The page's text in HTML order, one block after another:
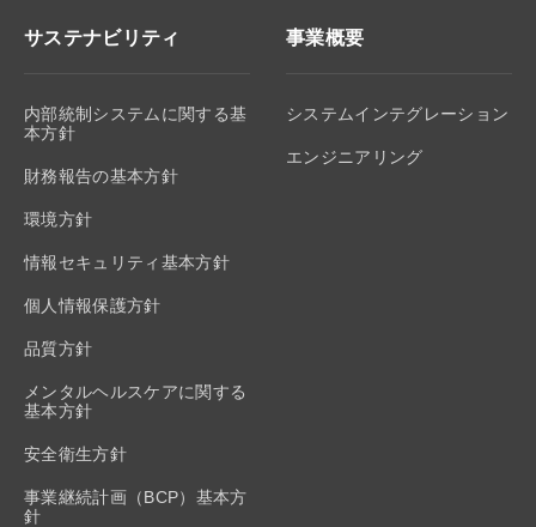
サステナビリティ
内部統制システムに関する基
本方針
財務報告の基本方針
環境方針
情報セキュリティ基本方針
個人情報保護方針
品質方針
メンタルヘルスケアに関する
基本方針
安全衛生方針
事業継続計画（BCP）基本方
針
事業概要
システムインテグレーション
エンジニアリング